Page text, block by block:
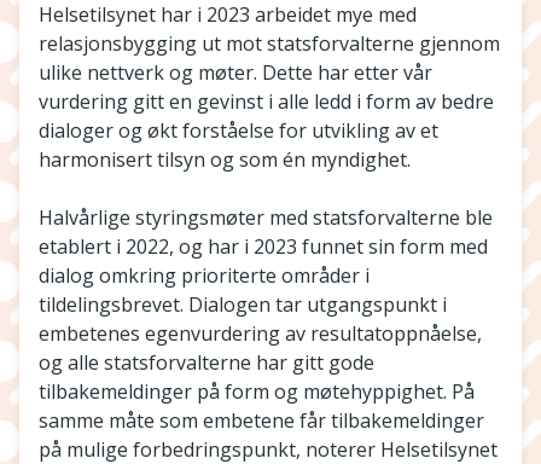
Helsetilsynet har i 2023 arbeidet mye med
relasjonsbygging ut mot statsforvalterne gjennom
ulike nettverk og møter. Dette har etter vår
vurdering gitt en gevinst i alle ledd i form av bedre
dialoger og økt forståelse for utvikling av et
harmonisert tilsyn og som én myndighet.
Halvårlige styringsmøter med statsforvalterne ble
etablert i 2022, og har i 2023 funnet sin form med
dialog omkring prioriterte områder i
tildelingsbrevet. Dialogen tar utgangspunkt i
embetenes egenvurdering av resultatoppnåelse,
og alle statsforvalterne har gitt gode
tilbakemeldinger på form og møtehyppighet. På
samme måte som embetene får tilbakemeldinger
på mulige forbedringspunkt, noterer Helsetilsynet